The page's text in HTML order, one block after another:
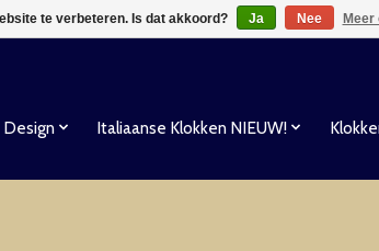
Design Italiaanse Klokken NIEUW!
te verbeteren. Is dat akkoord? Ja Nee